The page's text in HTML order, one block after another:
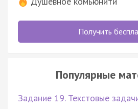
Получить
Популярные
Задание 19. Текстовые